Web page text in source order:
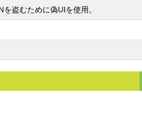
盗むために偽UIを使用。